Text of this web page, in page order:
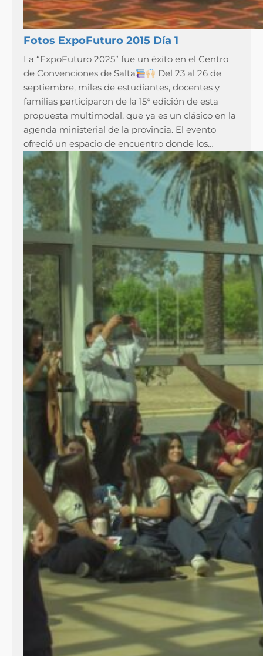
Fotos ExpoFuturo 2015 Día 1
La “ExpoFuturo 2025” fue un éxito en el Centro
de Convenciones de Salta
Del 23 al 26 de
septiembre, miles de estudiantes, docentes y
familias participaron de la 15° edición de esta
propuesta multimodal, que ya es un clásico en la
agenda ministerial de la provincia. El evento
ofreció un espacio de encuentro donde los…